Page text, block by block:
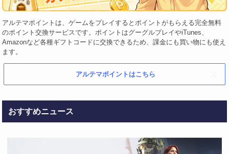
アルテマポイントは、ゲームをプレイするとポイントがもらえる完全無料
のポイント交換サービスです。ポイントはグーグルプレイやiTunes、
Amazonなど各種ギフトコードに交換できるため、課金にも買い物にも使え
ます。
アルテマポイントはこちら
おすすめニュース